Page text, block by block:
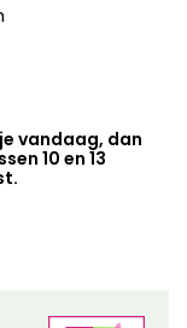
vandaag, dan
10 en 13